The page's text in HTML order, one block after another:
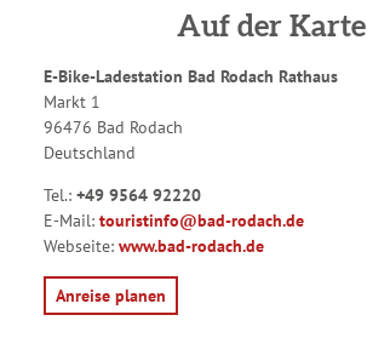
Auf der Karte
E-Bike-Ladestation Bad Rodach Rathaus
Markt 1
96476 Bad Rodach
Deutschland
Tel.: +49 9564 92220
E-Mail: touristinfo@bad-rodach.de
Webseite: www.bad-rodach.de
Anreise planen